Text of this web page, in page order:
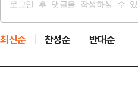
최신순 찬성순 반대순